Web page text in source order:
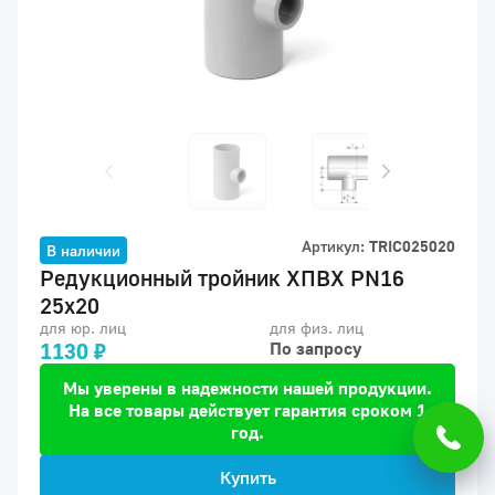
В наличии Артикул: TRIC025020
Редукционный тройник ХПВХ PN16
25x20
для юр. лиц
1130 ₽
для физ. лиц
По запросу
Мы уверены в надежности нашей продукции.
На все товары действует гарантия сроком 1
год.
Купить